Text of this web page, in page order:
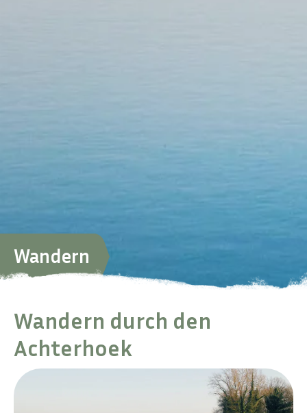
Wandern
Wandern durch den
Achterhoek